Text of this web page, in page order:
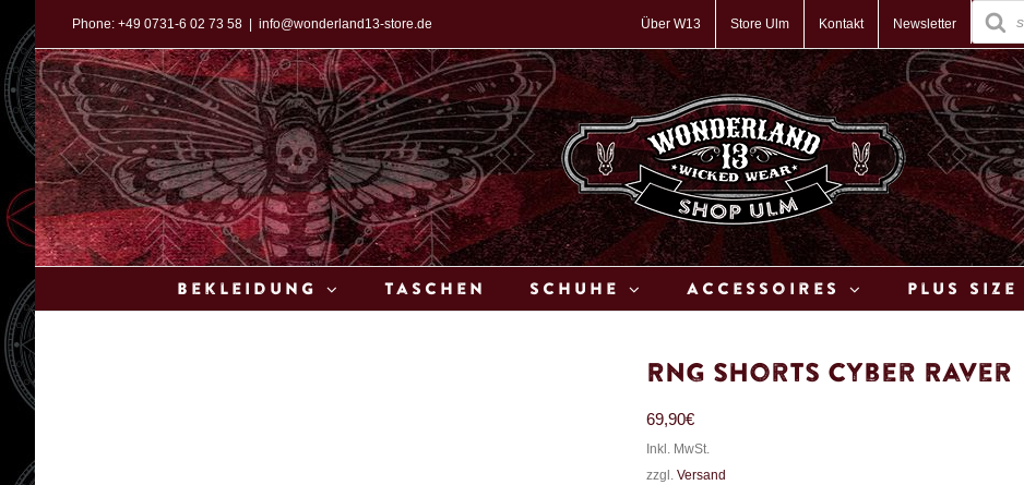
Inhalt
springen
Phone: +49 0731-6 02 73 58 info@wonderland13-store.de Über W13 Store Ulm Kontakt Newsletter
Products
search
Bekleidung Taschen Schuhe Accessoires Plus Size
RNG Shorts Cyber Raver
69,90€
Inkl. MwSt.
zzgl. Versand